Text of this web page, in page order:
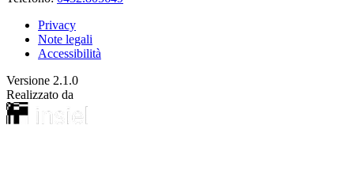
Privacy
Note legali
Accessibilità
Versione 2.1.0
Realizzato da